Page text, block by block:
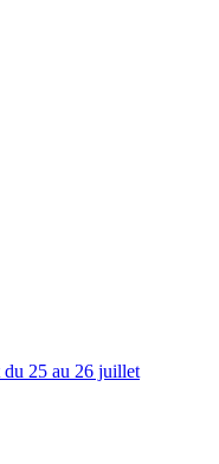
du 25 au 26 juillet